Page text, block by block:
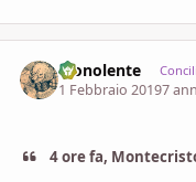
Monolente
1 Febbraio 20197
4 ore fa,